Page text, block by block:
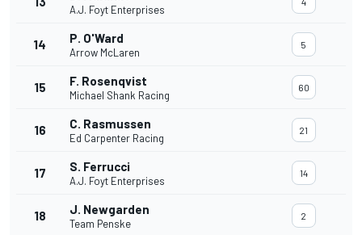
A.J. Foyt Enterprises
14 P. O'Ward
Arrow McLaren
5
15 F. Rosenqvist
Michael Shank Racing
60
16 C. Rasmussen
Ed Carpenter Racing
21
17 S. Ferrucci
A.J. Foyt Enterprises
14
18 J. Newgarden
Team Penske
2